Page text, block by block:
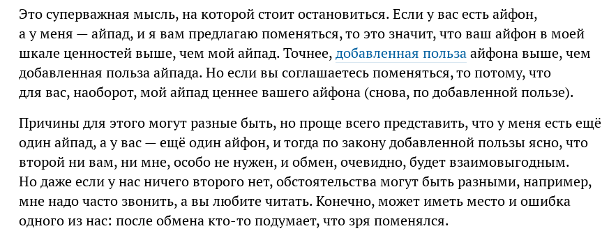
Это суперважная мысль, на которой стоит остановиться. Если у вас есть айфон,
а у меня — айпад, и я вам предлагаю поменяться, то это значит, что ваш айфон в моей
шкале ценностей выше, чем мой айпад. Точнее,добавленная пользаайфона выше, чем
добавленная польза айпада. Но если вы соглашаетесь поменяться, то потому, что
для вас, наоборот, мой айпад ценнее вашего айфона (снова, по добавленной пользе).
Причины для этого могут разные быть, но проще всего представить, что у меня есть ещё
один айпад, а у вас — ещё один айфон, и тогда по закону добавленной пользы ясно, что
второй ни вам, ни мне, особо не нужен, и обмен, очевидно, будет взаимовыгодным.
Но даже если у нас ничего второго нет, обстоятельства могут быть разными, например,
мне надо часто звонить, а вы любите читать. Конечно, может иметь место и ошибка
одного из нас: после обмена кто-то подумает, что зря поменялся.